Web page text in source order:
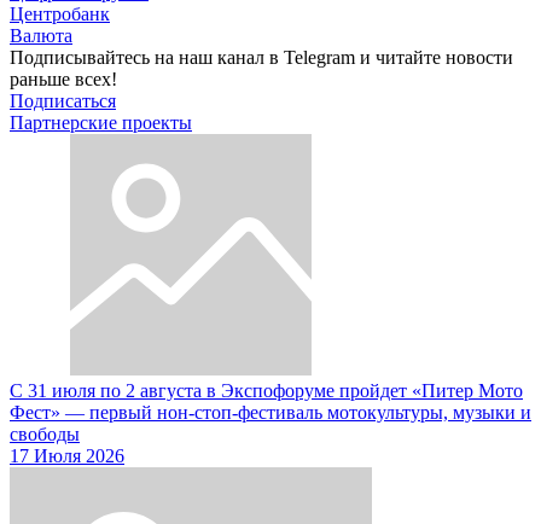
Центробанк
Валюта
Подписывайтесь на наш канал в Telegram и читайте новости
раньше всех!
Подписаться
Партнерские проекты
С 31 июля по 2 августа в Экспофоруме пройдет «Питер Мото
Фест» — первый нон-стоп-фестиваль мотокультуры, музыки и
свободы
17 Июля 2026